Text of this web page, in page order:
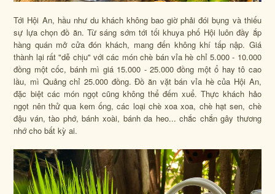
Tới Hội An, hầu như du khách không bao giờ phải đói bụng và thiếu
sự lựa chọn đồ ăn. Từ sáng sớm tới tối khuya phố Hội luôn đầy ắp
hàng quán mở cửa đón khách, mang đến không khí tấp nập. Giá
thành lại rất "dễ chịu" với các món chè bán vỉa hè chỉ 5.000 - 10.000
đồng một cốc, bánh mì giá 15.000 - 25.000 đồng một ổ hay tô cao
lầu, mì Quảng chỉ 25.000 đồng. Đồ ăn vặt bán vỉa hè của Hội An,
đặc biệt các món ngọt cũng không thể đếm xuể. Thực khách hảo
ngọt nên thử qua kem ống, các loại chè xoa xoa, chè hạt sen, chè
đậu ván, tào phớ, bánh xoài, bánh da heo... chắc chắn gây thương
nhớ cho bất kỳ ai.